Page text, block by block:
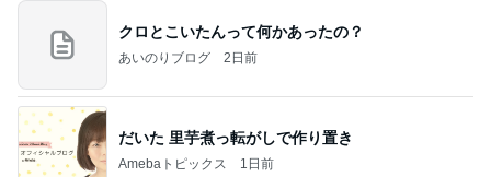
クロとこいたんって何かあったの？
あいのりブログ 2日前
だいた 里芋煮っ転がしで作り置き
Amebaトピックス 1日前